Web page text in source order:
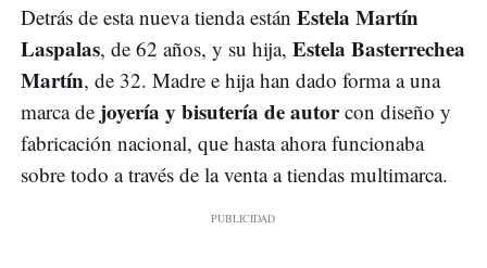
Detrás de esta nueva tienda están Estela Martín
Laspalas, de 62 años, y su hija, Estela Basterrechea
Martín, de 32. Madre e hija han dado forma a una
marca de joyería y bisutería de autorcon diseño y
fabricación nacional, que hasta ahora funcionaba
sobre todo a través de la venta a tiendas multimarca.